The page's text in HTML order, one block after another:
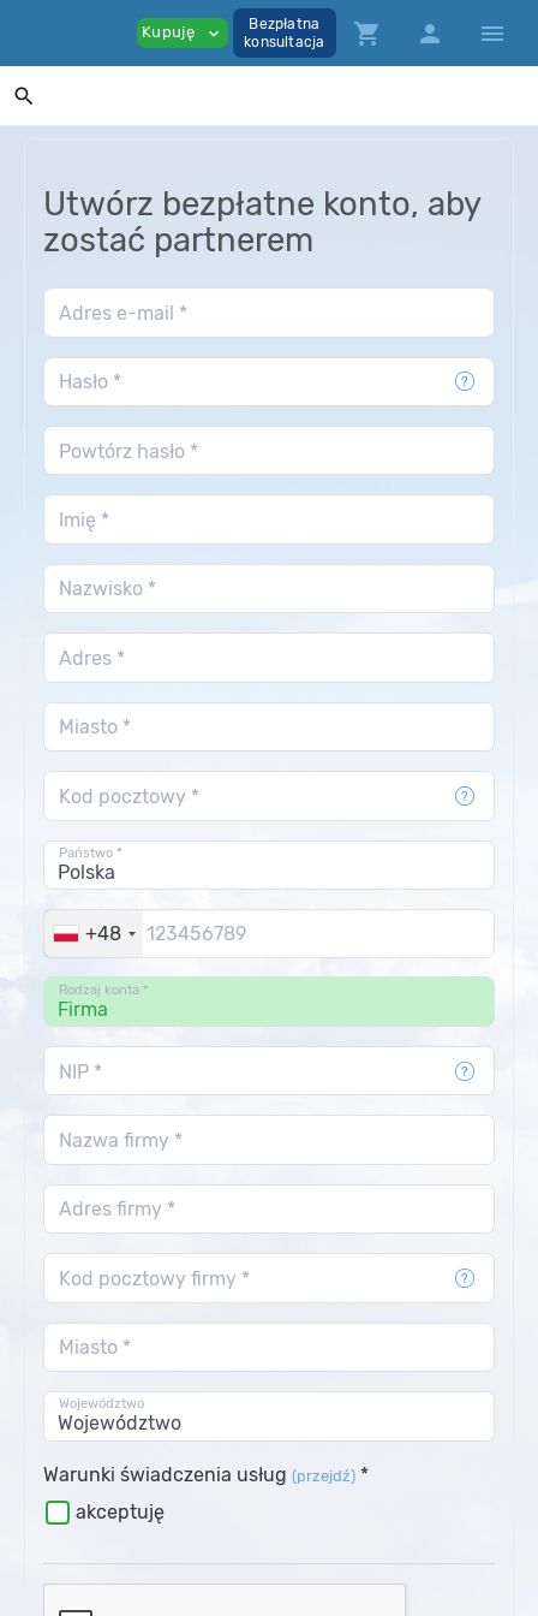
Kupuję expand_more
Bezpłatna
konsultacja
shopping_cart person menu
search
Utwórz bezpłatne konto, aby
zostać partnerem
Adres e-mail *
Hasło *
Powtórz hasło *
Imię *
Nazwisko *
Adres *
Miasto *
Kod pocztowy *
Państwo *
+48
Rodzaj konta *
NIP *
Nazwa firmy *
Adres firmy *
Kod pocztowy firmy *
Miasto *
Województwo
Warunki świadczenia usług(przejdź) *
akceptuję